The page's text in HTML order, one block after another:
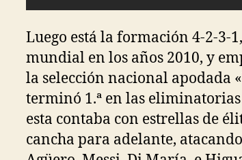
Luego está la formación 4-2-3-
mundial en los años 2010, y
la selección nacional apodada
terminó 1.ª en las
esta contaba con estrellas de
cancha para adelante,